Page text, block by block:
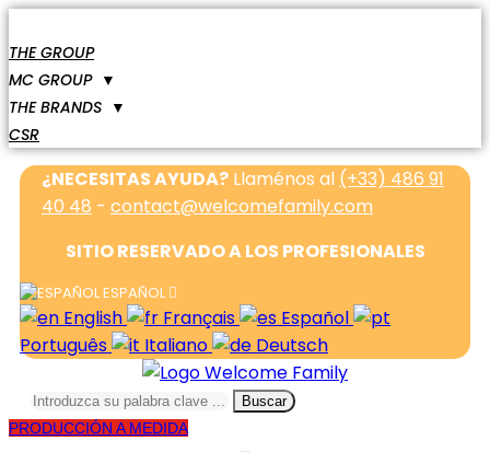
THE GROUP
MC GROUP ▼
THE BRANDS ▼
CSR
¿NECESITAS AYUDA? Llaménos al (+33) 486 91
40 48 - contact@welcomefamily.com
SITIO RESERVADO A LOS PROFESIONALES
ESPAÑOL
English Français
Español
Português
Italiano Deutsch
Buscar
PRODUCCIÓN A MEDIDA